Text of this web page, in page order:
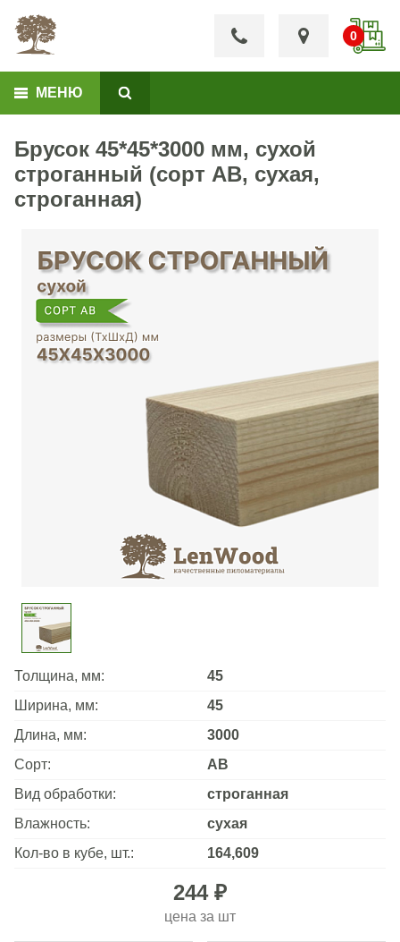
МЕНЮ
Брусок 45*45*3000 мм, сухой
строганный (сорт АВ, сухая,
строганная)
Толщина, мм:
45
Ширина, мм:
45
Длина, мм:
3000
Сорт:
АВ
Вид обработки:
строганная
Влажность:
сухая
Кол-во в кубе, шт.:
164,609
244 ₽
цена за шт